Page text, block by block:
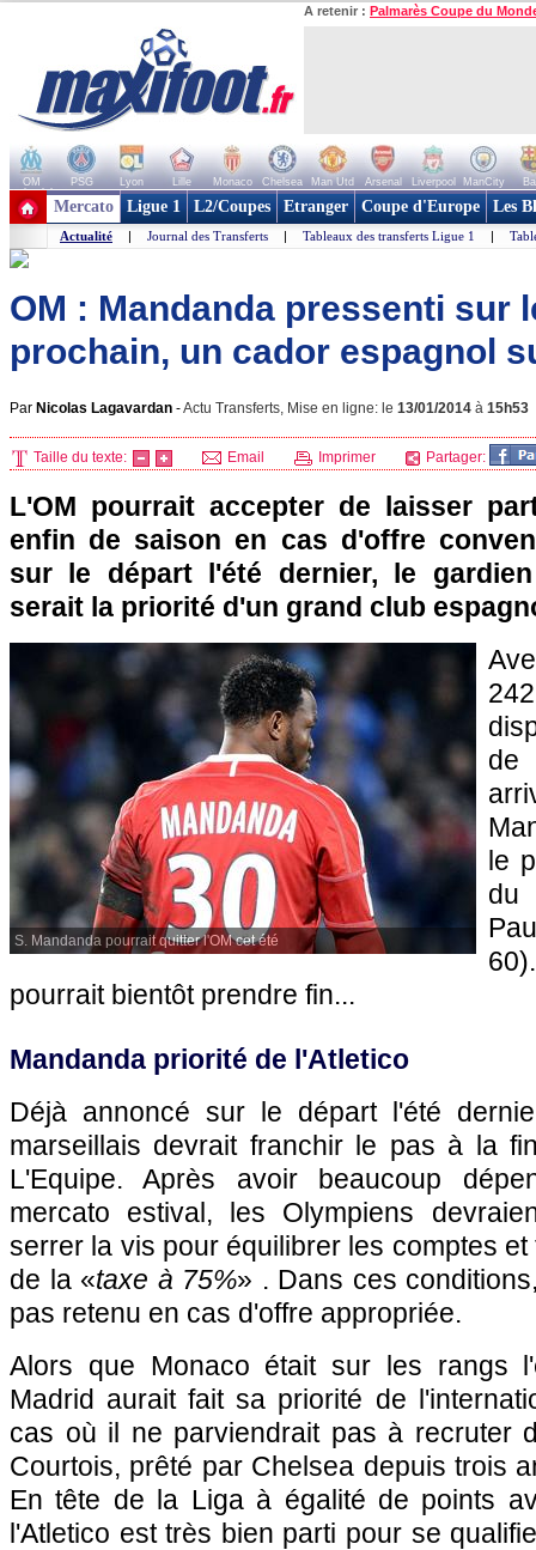
A retenir : Palmarès Coupe du
OM PSG Lyon Lille Monaco Chelsea Man Utd Arsenal Liverpool ManCity
+ de clubs
Mercato Ligue 1 L2/Coupes Etranger Coupe d'Europe Les
Actualité | Journal des Transferts | Tableaux des transferts Ligue 1 |
OM : Mandanda pressenti sur
prochain, un cador espagnol
Par Nicolas Lagavardan -Actu Transferts, Mise en ligne: le 13/01/2014 à 15h53
Taille du texte: Email Imprimer Partager:
L'OM pourrait accepter de laisser
enfin de saison en cas d'offre
sur le départ l'été dernier, le
serait la priorité d'un grand club
S. Mandanda pourrait quitter l'OM cet été
le
du
pourrait bientôt prendre fin...
Mandanda priorité de l'Atletico
Déjà annoncé sur le départ l'été
marseillais devrait franchir le pas à la
L'Equipe. Après avoir beaucoup
mercato estival, les Olympiens
serrer la vis pour équilibrer les comptes
de la «taxe à 75%» . Dans ces
pas retenu en cas d'offre appropriée.
Alors que Monaco était sur les rangs
Madrid aurait fait sa priorité de
cas où il ne parviendrait pas à recruter
Courtois, prêté par Chelsea depuis trois
En tête de la Liga à égalité de points
l'Atletico est très bien parti pour se